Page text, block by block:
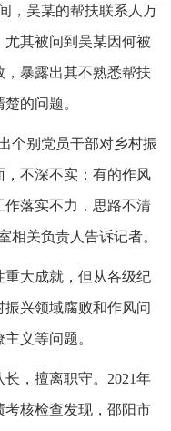
，吴某的帮扶联系人万
其被问到吴某因何被
暴露出其不熟悉帮扶
的问题。
个别党员干部对乡村振
不深不实；有的作风
落实不力，思路不清
相关负责人告诉记者。
重大成就，但从各级纪
兴领域腐败和作风问
义等问题。
，擅离职守。2021年
考核检查发现，邵阳市